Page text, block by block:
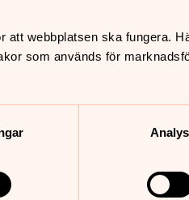
att webbplatsen ska fungera.
som används för
Analys